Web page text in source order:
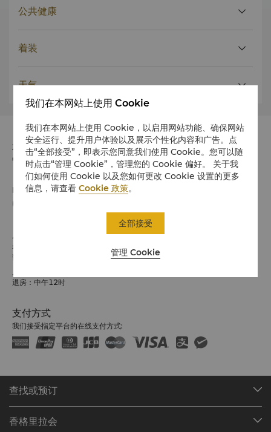
公共健康
着装
天气
地址
中国河北省秦皇岛市海港区河滨路123号 邮政编码 066000
电话
(86 335) 580 8888
希望您入住愉快
请留意入住/退房时间:
退房：中午12时
支付方式
我们接受指定平台的在线支付方式:
查找或预订
查找预订
香格里拉会
我们在本网站上使用 Cookie
我们在本网站上使用 Cookie，以启用网站功能、确保网站
安全运行、提升用户体验以及展示个性化内容和广告。点
击“全部接受”，即表示您同意我们使用 Cookie。您可以随
时点击“管理 Cookie”，管理您的 Cookie 偏好。 关于我
们如何使用 Cookie 以及您如何更改 Cookie 设置的更多
信息，请查看Cookie 政策。
管理 Cookie
全部接受